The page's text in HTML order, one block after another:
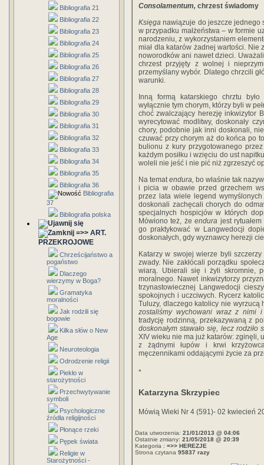
Bibliografia 21
Bibliografia 22
Bibliografia 23
Bibliografia 24
Bibliografia 25
Bibliografia 26
Bibliografia 27
Bibliografia 28
Bibliografia 29
Bibliografia 30
Bibliografia 31
Bibliografia 32
Bibliografia 33
Bibliografia 34
Bibliografia 35
Bibliografia 36
Bibliografia
37
Bibliografia polska
=>> ART.
PRZEKROJOWE
Chrześcijaństwo a
pogaństwo
Dlaczego
wierzymy w Boga?
Gramatyka
moralności
Jak rodzili się
bogowie
Kilka słów o New
Age
Neuroteologia
Odrodzenie religii
Piekło w
starożytności
Przechwytywanie
symboli
Psychologiczne
źródła religijności
Płonące rzeki
Pępek świata
Religie w
Starożytności -
Consolamentum, chrzest świadomy
Księga nawiązuje do jeszcze jednego
w przypadku małżeństwa – w formie
narodzeniu, z wykorzystaniem
miał dla katarów żadnej wartości.
noworodków ani nawet dzieci.
chrzest przyjęty z wolnej i
przemyślany wybór. Dlatego chrzcili
warunki.
Inną formą katarskiego chrztu
wyłącznie tym chorym, którzy byli w
choć zwalczający herezję inkwizytor
wyrecytować modlitwy, doskonały
chory, podobnie jak inni doskonali,
czuwać przy chorym aż do końca po
bulionu z kury przygotowanego
każdym posiłku i wzięciu do ust
woleli nie jeść i nie pić niż zgrzeszyć
Na tematendura, bo właśnie tak
i picia w obawie przed grzechem
przez lata wiele legend
doskonali zachęcali chorych do
specjalnych hospicjów w których
Mówiono też, żeendura jest
go praktykować w Langwedocji
doskonałych, gdy wyznawcy herezji
Katarzy w swojej wierze byli
zwady. Nie zakłócali porządku
wiarą. Ubierali się i żyli skromnie,
moralnego. Nawet inkwizytorzy
trzynastowiecznej Langwedocji
spokojnych i uczciwych. Rycerz
Tuluzy, dlaczego katolicy nie
zostaliśmy wychowani wraz z nimi
tradycję rodzinną, przekazywaną z
doskonałym stawało się, lecz rodziło
XIV wieku nie ma już katarów: zginęli,
z żądnymi łupów i krwi
męczennikami oddającymi życie za
*
Katarzyna Skrzypiec
Mówią Wieki Nr 4 (591)- 02 kwiecień
Data utworzenia: 21/01/2013 @ 04:06
Ostatnie zmiany: 21/05/2018 @ 20:39
Kategoria : =>> HEREZJE
Strona czytana 95837 razy